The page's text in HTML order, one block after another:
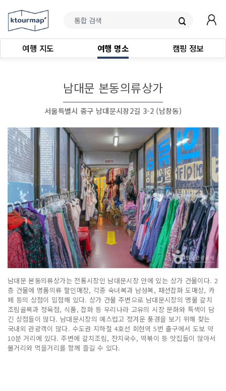
여행 지도 여행 명소 캠핑 정보
남대문 본동의류상가
서울특별시 중구 남대문시장2길 3-2 (남창동)
남대문 본동의류상가는 전통시장인 남대문시장 안에 있는 상가 건물이다. 2
층 건물에 명품의류 할인매장, 각종 숙녀복과 남성복, 패션잡화 도매상, 카
페 등의 상점이 입점해 있다. 상가 건물 주변으로 남대문시장의 명물 갈치
조림골목과 정육점, 식품, 잡화 등 우리나라 고유의 시장 문화와 특색이 담
긴 상점들이 많다. 남대문시장의 예스럽고 정겨운 풍경을 보기 위해 찾는
국내외 관광객이 많다. 수도권 지하철 4호선 회현역 5번 출구에서 도보 약
10분 거리에 있다. 주변에 갈치조림, 잔치국수, 떡볶이 등 맛집들이 많아서
볼거리와 먹을거리를 함께 즐길 수 있다.